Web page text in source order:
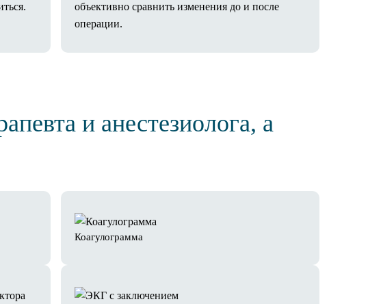
объективно сравнить изменения до и после
операции.
и анестезиолога, а
Коагулограмма